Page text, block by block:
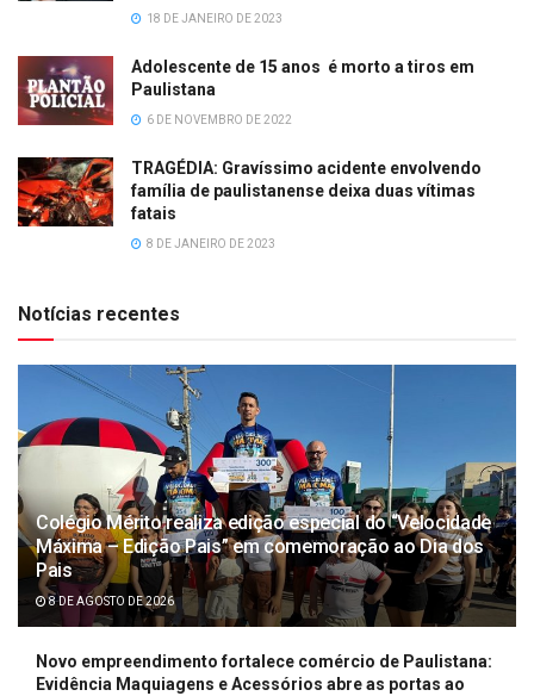
18 DE JANEIRO DE 2023
Adolescente de 15 anos é morto a tiros em
Paulistana
6 DE NOVEMBRO DE 2022
TRAGÉDIA: Gravíssimo acidente envolvendo
família de paulistanense deixa duas vítimas
fatais
8 DE JANEIRO DE 2023
Notícias recentes
Colégio Mérito realiza edição especial do “Velocidade
Máxima – Edição Pais” em comemoração ao Dia dos
Pais
8 DE AGOSTO DE 2026
Novo empreendimento fortalece comércio de Paulistana:
Evidência Maquiagens e Acessórios abre as portas ao